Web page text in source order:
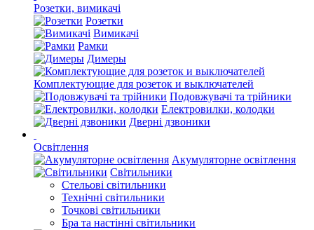
Розетки, вимикачі
Розетки
Вимикачі
Рамки
Димеры
Комплектующие для розеток и выключателей
Подовжувачі та трійники
Електровилки, колодки
Дверні дзвоники
Освітлення
Акумуляторне освітлення
Світильники
Стельові світильники
Технічні світильники
Точкові світильники
Бра та настінні світильники